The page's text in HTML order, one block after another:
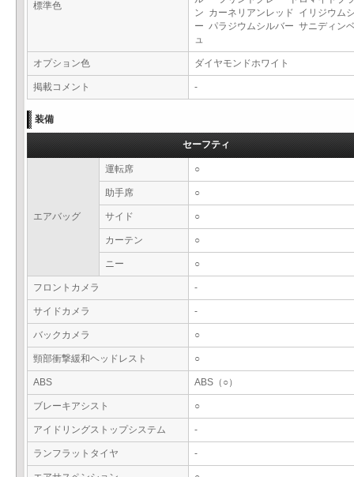
標準色
ン カーネリアンレッド イリジウム
ー パラジウムシルバー サニディン
ュ
オプション色 ダイヤモンドホワイト
掲載コメント -
装備
セーフティ
エアバッグ
運転席 ○
助手席 ○
サイド ○
カーテン ○
ニー ○
フロントカメラ -
サイドカメラ -
バックカメラ ○
頸部衝撃緩和ヘッドレスト ○
ABS ABS（○）
ブレーキアシスト ○
アイドリングストップシステム -
ランフラットタイヤ -